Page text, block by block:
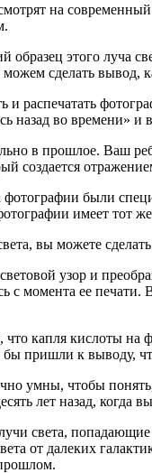
на
этого луча
сделать вывод,
и распечатать
назад во времени» и
в прошлое. Ваш
создается
были
имеет тот же
вы можете
узор и
с момента ее
капля кислоты на
пришли к выводу,
умны, чтобы
лет назад, когда
света, попадающие
от далеких